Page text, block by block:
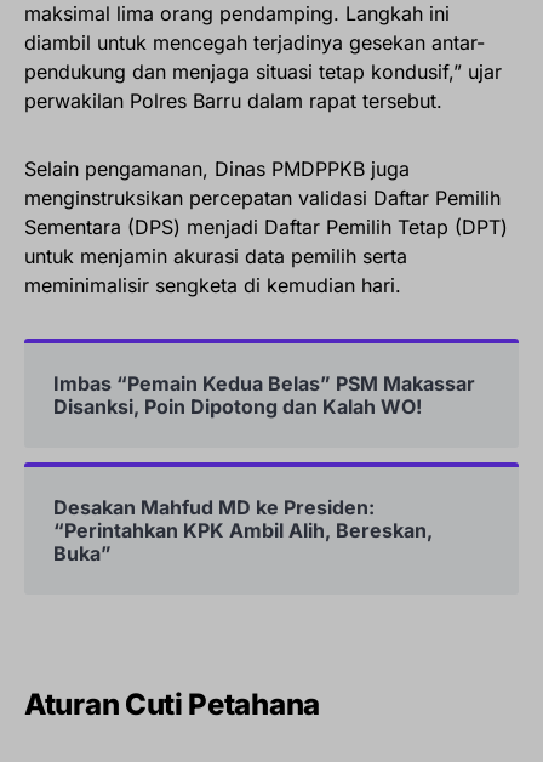
maksimal lima orang pendamping. Langkah ini
diambil untuk mencegah terjadinya gesekan antar-
pendukung dan menjaga situasi tetap kondusif,” ujar
perwakilan Polres Barru dalam rapat tersebut.
Selain pengamanan, Dinas PMDPPKB juga
menginstruksikan percepatan validasi Daftar Pemilih
Sementara (DPS) menjadi Daftar Pemilih Tetap (DPT)
untuk menjamin akurasi data pemilih serta
meminimalisir sengketa di kemudian hari.
Imbas “Pemain Kedua Belas” PSM Makassar
Disanksi, Poin Dipotong dan Kalah WO!
Desakan Mahfud MD ke Presiden:
“Perintahkan KPK Ambil Alih, Bereskan,
Buka”
Aturan Cuti Petahana